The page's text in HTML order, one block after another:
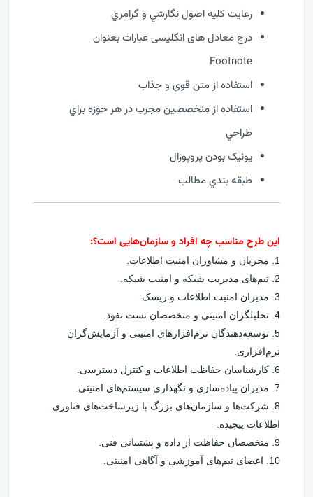
رعايت کليه اصول نگارشي و گرامري
درج معادل های انگلیسی عبارات بعنوان
Footnote
استفاده از متن قوي و جذاب
استفاده از متخصصين مجرب در هر حوزه براي
طراحي
يونيک بودن پروپوزال
طبقه بندي مطالب
این طرح مناسب چه افراد و سازمان‌هایی است؟:
1. مجریان و مشاوران امنیت اطلاعات.
2. تیم‌های مدیریت شبکه و امنیت شبکه.
3. مدیران امنیت اطلاعات و ریسک.
4. تحلیلگران امنیتی و متخصصان تست نفوذ.
5. توسعه‌دهندگان نرم‌افزارهای امنیتی و آزمایش‌گران
نرم‌افزاری.
6. کارشناسان حفاظت اطلاعات و کنترل دسترسی.
7. مدیران پیاده‌سازی و نگهداری سیستم‌های امنیتی.
8. شرکت‌ها و سازمان‌های بزرگ با زیرساخت‌های فناوری
اطلاعات پیچیده.
9. متخصصان حفاظت از داده و پشتیبانی فنی.
10. اعضای تیم‌های آموزشی و آگاهی امنیتی.